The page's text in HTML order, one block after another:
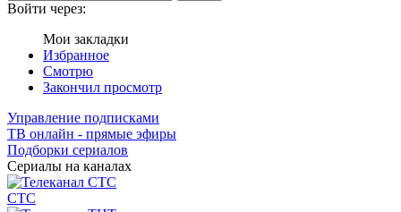
Войти через:
Мои закладки
Избранное
Смотрю
Закончил просмотр
Управление подписками
ТВ онлайн - прямые эфиры
Подборки сериалов
Сериалы на каналах
СТС